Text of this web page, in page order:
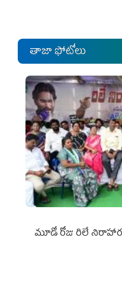
తాజా ఫోటోలు
మూడో రోజు రిలే నిరాహార